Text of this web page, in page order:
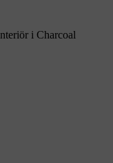
i Charcoal